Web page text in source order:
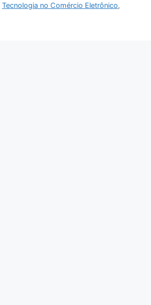
Tecnologia no Comércio Eletrônico,